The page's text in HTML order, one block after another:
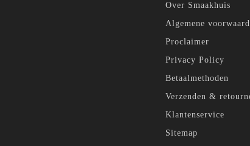
Over Smaakhuis
Algemene
Proclaimer
Privacy Policy
Betaalmethoden
Verzenden &
Klantenservice
Sitemap